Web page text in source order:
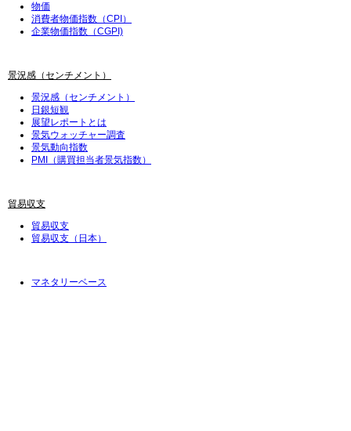
物価
消費者物価指数（CPI）
企業物価指数（CGPI)
景況感（センチメント）
景況感（センチメント）
日銀短観
展望レポートとは
景気ウォッチャー調査
景気動向指数
PMI（購買担当者景気指数）
貿易収支
貿易収支
貿易収支（日本）
マネタリーベース